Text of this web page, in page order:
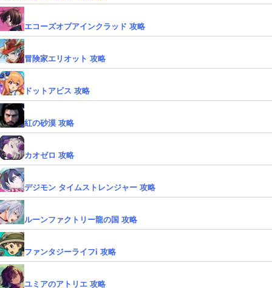
エコーズオブアインクラッド 攻略
冒険家エリオット 攻略
ドットアビス 攻略
紅の砂漠 攻略
カオゼロ 攻略
デジモン タイムストレンジャー 攻略
ルーンファクトリー龍の国 攻略
ファンタジーライフi 攻略
ユミアのアトリエ 攻略